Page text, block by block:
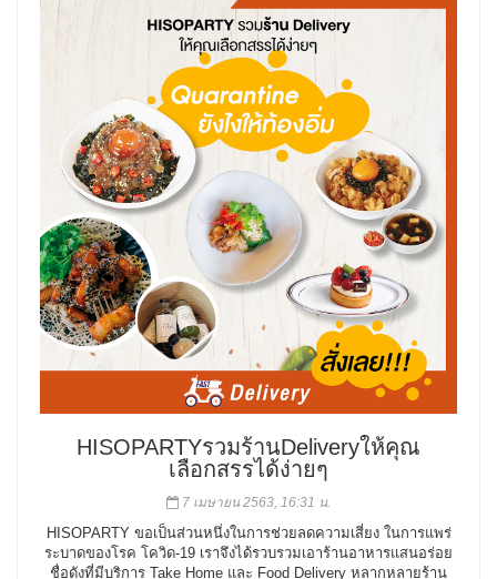
HISOPARTYรวมร้านDeliveryให้คุณ
เลือกสรรได้ง่ายๆ
7 เมษายน 2563, 16:31 น.
HISOPARTY ขอเป็นส่วนหนึ่งในการช่วยลดความเสี่ยง ในการแพร่
ระบาดของโรค โควิด-19 เราจึงได้รวบรวมเอาร้านอาหารแสนอร่อย
ชื่อดังที่มีบริการ Take Home และ Food Delivery หลากหลายร้าน